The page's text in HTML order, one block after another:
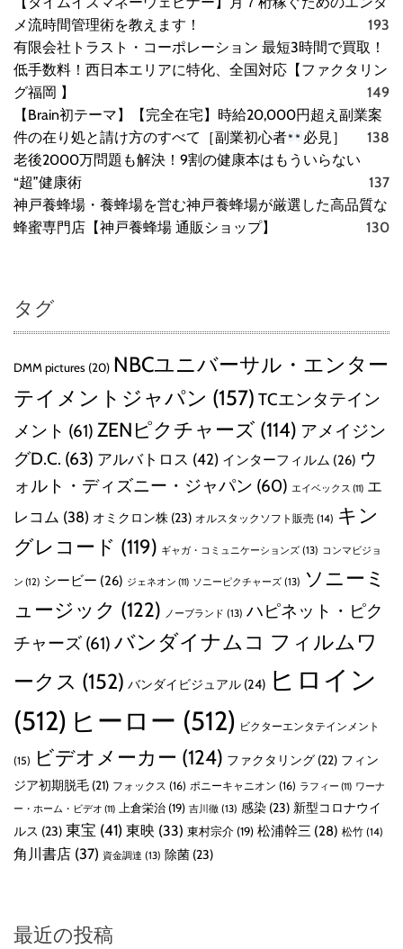
r
a
＆
B
l
-
r
a
c
）
（
特
装
限
定
版
）
（
K
U
T
R
ブ
ル
レ
イ
）
メ流時間管理術を教えます！
193
有限会社トラスト・コーポレーション 最短3時間で買取！
低手数料！西日本エリアに特化、全国対応【ファクタリン
グ福岡 】
149
【Brain初テーマ】【完全在宅】時給20,000円超え副業案
件の在り処と請け方のすべて［副業初心者
必見］
138
老後2000万問題も解決！9割の健康本はもういらない
“超”健康術
137
神戸養蜂場・養蜂場を営む神戸養蜂場が厳選した高品質な
蜂蜜専門店【神戸養蜂場 通販ショップ】
130
タグ
DMM pictures (20) NBCユニバーサル・エンター
テイメントジャパン (157) TCエンタテイン
メント (61) ZENピクチャーズ (114) アメイジン
グD.C. (63) アルバトロス (42) インターフィルム (26) ウ
ォルト・ディズニー・ジャパン (60) エイベックス (11) エ
レコム (38) オミクロン株 (23) オルスタックソフト販売 (14) キン
グレコード (119) ギャガ・コミュニケーションズ (13) コンマビジョ
ン (12) シービー (26) ジェネオン (11) ソニーピクチャーズ (13) ソニーミ
ュージック (122) ノーブランド (13) ハピネット・ピク
チャーズ (61) バンダイナムコ フィルムワ
ークス (152) バンダイビジュアル (24) ヒロイン
(512) ヒーロー (512) ビクターエンタテインメント
(15) ビデオメーカー (124) ファクタリング (22) フィン
ジア初期脱毛 (21) フォックス (16) ポニーキャニオン (16) ラフィー (11) ワーナ
ー・ホーム・ビデオ (11) 上倉栄治 (19) 吉川徹 (13) 感染 (23) 新型コロナウイ
ルス (23) 東宝 (41) 東映 (33) 東村宗介 (19) 松浦幹三 (28) 松竹 (14)
角川書店 (37) 資金調達 (13) 除菌 (23)
最近の投稿